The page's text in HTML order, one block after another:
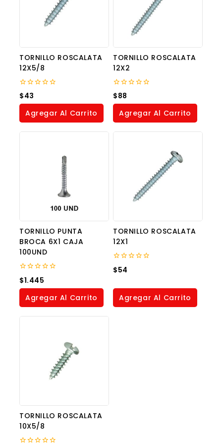
TORNILLO ROSCALATA
12X5/8
0
out
of
$43
Agregar Al Carrito
TORNILLO ROSCALATA
12X2
0
out
of
$88
Agregar Al Carrito
TORNILLO PUNTA
BROCA 6X1 CAJA
100UND
0
out
of
$1.445
Agregar Al Carrito
TORNILLO ROSCALATA
12X1
0
out
5
$54
Agregar Al Carrito
TORNILLO ROSCALATA
10X5/8